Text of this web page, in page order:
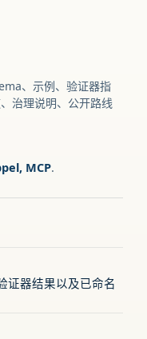
、示例、验证器指
治理说明、公开路线
MCP.
证器结果以及已命名